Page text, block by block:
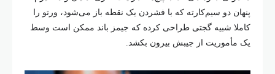
پنهان دو سیم‌کارته که با فشردن یک نقطه باز می‌شود، ورتو را
کاملا شبیه گجتی طراحی کرده که جیمز باند ممکن است وسط
یک مأموریت از جیبش بیرون بکشد.